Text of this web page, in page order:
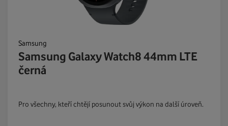
Samsung
Samsung Galaxy Watch8 44mm LTE
černá
Pro všechny, kteří chtějí posunout svůj výkon na další úroveň.